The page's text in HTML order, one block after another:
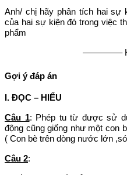
Anh/ chị hãy phân tích hai sự
của hai sự kiện đó trong việc
phẩm
————–
Gợi ý đáp án
I. ĐỌC – HIỂU
Câu 1: Phép tu từ được sử
động cũng giống như một con
( Con bè trên dòng nước lớn
Câu 2: